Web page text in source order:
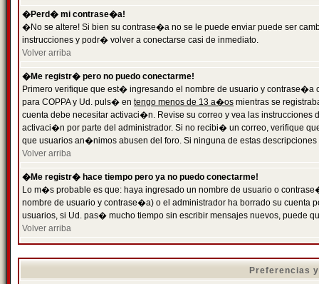
�Perd� mi contrase�a!
�No se altere! Si bien su contrase�a no se le puede enviar puede ser
instrucciones y podr� volver a conectarse casi de inmediato.
Volver arriba
�Me registr� pero no puedo conectarme!
Primero verifique que est� ingresando el nombre de usuario y
para COPPA y Ud. puls� en tengo menos de 13 a�os mientras se
cuenta debe necesitar activaci�n. Revise su correo y vea las
activaci�n por parte del administrador. Si no recibi� un correo, verifique
que usuarios an�nimos abusen del foro. Si ninguna de estas
Volver arriba
�Me registr� hace tiempo pero ya no puedo conectarme!
Lo m�s probable es que: haya ingresado un nombre de usuario o
nombre de usuario y contrase�a) o el administrador ha borrado su
usuarios, si Ud. pas� mucho tiempo sin escribir mensajes nuevos, puede
Volver arriba
Preferencias